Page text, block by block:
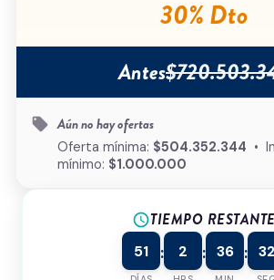
¿Cómo podemos ayudarte?
política de privacidady el
30% Dto
Antes
local_offer Aún no hay ofertas
Oferta mínima: $504.352.344 •
mínimo: $1.000.000
scheduleTIEMPO RESTANTE
51 : 2 : 36 : 32